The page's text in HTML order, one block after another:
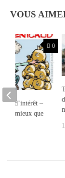
VOUS
0
d’intérêt –
mieux que